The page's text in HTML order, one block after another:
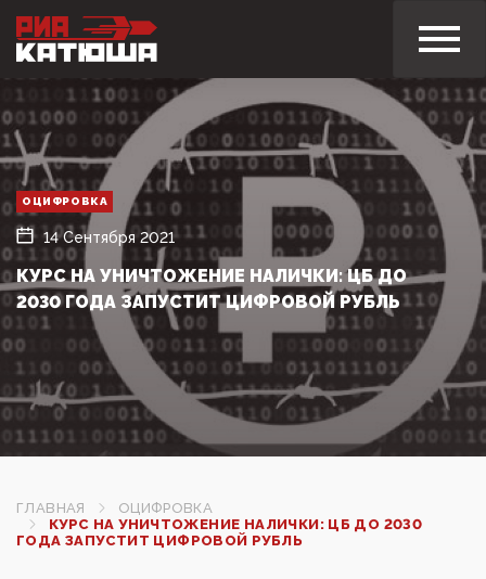
ОЦИФРОВКА
14 Сентября 2021
КУРС НА УНИЧТОЖЕНИЕ НАЛИЧКИ: ЦБ ДО
2030 ГОДА ЗАПУСТИТ ЦИФРОВОЙ РУБЛЬ
ГЛАВНАЯ
ОЦИФРОВКА
КУРС НА УНИЧТОЖЕНИЕ НАЛИЧКИ: ЦБ ДО 2030
ГОДА ЗАПУСТИТ ЦИФРОВОЙ РУБЛЬ